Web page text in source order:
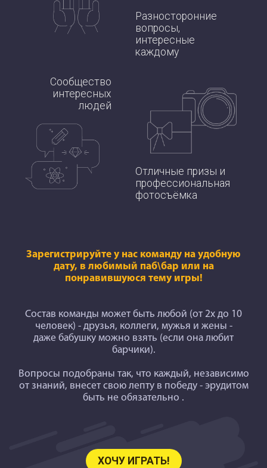
Разносторонние
вопросы,
интересные
каждому
Сообщество
интересных
людей
Отличные призы и
профессиональная
фотосъёмка
Зарегистрируйте у нас команду на удобную
дату, в любимый паб\бар или на
понравившуюся тему игры!
Состав команды может быть любой (от 2х до 10
человек) - друзья, коллеги, мужья и жены -
даже бабушку можно взять (если она любит
барчики).
Вопросы подобраны так, что каждый, независимо
от знаний, внесет свою лепту в победу - эрудитом
быть не обязательно .
ХОЧУ ИГРАТЬ!